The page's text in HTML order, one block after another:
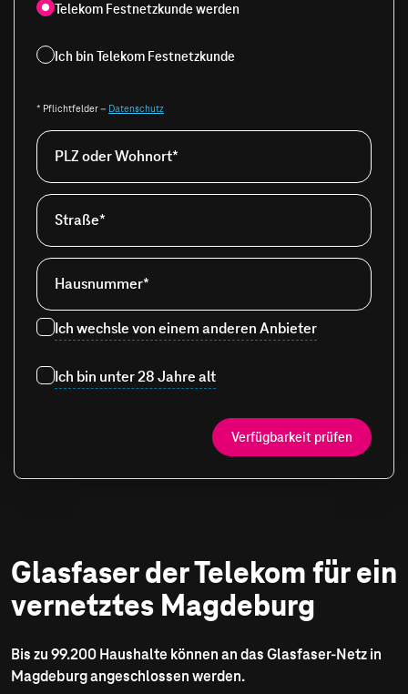
Telekom Festnetzkunde werden
Ich bin Telekom Festnetzkunde
* Pflichtfelder – Datenschutz
PLZ oder Wohnort*
Straße*
Hausnummer*
Ich wechsle von einem anderen Anbieter
Ich bin unter 28 Jahre alt
Verfügbarkeit prüfen
Glasfaser der Telekom für ein
vernetztes Magdeburg
Bis zu 99.200 Haushalte können an das Glasfaser-Netz in
Magdeburg angeschlossen werden.